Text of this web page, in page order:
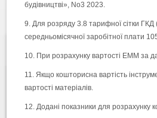
будівництві», No3 2023.
Для розряду 3.8 тарифної сітки
середньомісячної заробітної плати
При розрахунку вартості ЕММ за
Якщо кошторисна вартість
вартості матеріалів.
Додані показники для розрахунку